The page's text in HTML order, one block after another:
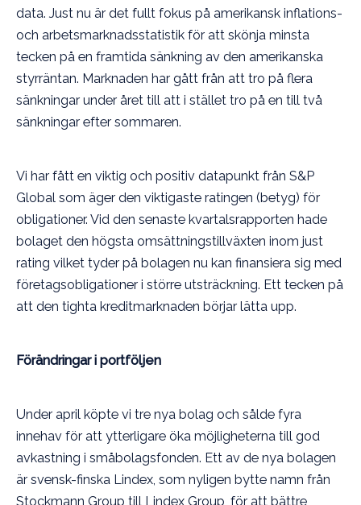
data. Just nu är det fullt fokus på amerikansk inflations-
och arbetsmarknadsstatistik för att skönja minsta
tecken på en framtida sänkning av den amerikanska
styrräntan. Marknaden har gått från att tro på flera
sänkningar under året till att i stället tro på en till två
sänkningar efter sommaren.
Vi har fått en viktig och positiv datapunkt från S&P
Global som äger den viktigaste ratingen (betyg) för
obligationer. Vid den senaste kvartalsrapporten hade
bolaget den högsta omsättningstillväxten inom just
rating vilket tyder på bolagen nu kan finansiera sig med
företagsobligationer i större utsträckning. Ett tecken på
att den tighta kreditmarknaden börjar lätta upp.
Förändringar i portföljen
Under april köpte vi tre nya bolag och sålde fyra
innehav för att ytterligare öka möjligheterna till god
avkastning i småbolagsfonden. Ett av de nya bolagen
är svensk-finska Lindex, som nyligen bytte namn från
Stockmann Group till Lindex Group, för att bättre